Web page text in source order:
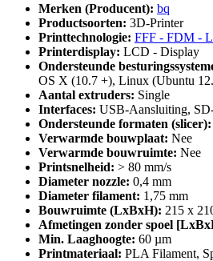
Merken (Producent): bq
Productsoorten: 3D-Printer
Printtechnologie: FFF - FDM -
Printerdisplay: LCD - Display
Ondersteunde
OS X (10.7 +), Linux (Ubuntu
Aantal extruders: Single
Interfaces: USB-Aansluiting,
Ondersteunde formaten (slicer):
Verwarmde bouwplaat: Nee
Verwarmde bouwruimte: Nee
Printsnelheid: > 80 mm/s
Diameter nozzle: 0,4 mm
Diameter filament: 1,75 mm
Bouwruimte (LxBxH): 215 x
Afmetingen zonder spoel
Min. Laaghoogte: 60 µm
Printmateriaal: PLA Filament,